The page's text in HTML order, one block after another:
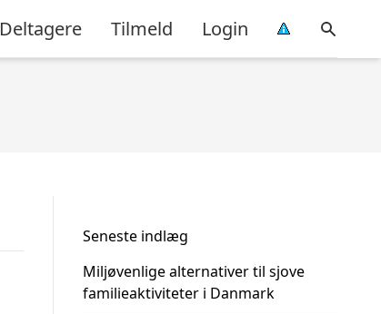
Deltagere Tilmeld Login
Seneste indlæg
Miljøvenlige alternativer til sjove
familieaktiviteter i Danmark